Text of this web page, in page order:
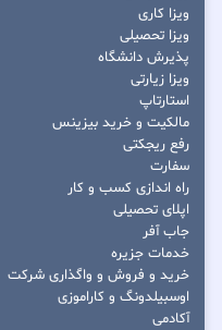
ویزا کاری
ویزا تحصیلی
پذیرش دانشگاه
ویزا زیارتی
استارتاپ
مالکیت و خرید بیزینس
رفع ریجکتی
سفارت
راه اندازی کسب و کار
اپلای تحصیلی
جاب آفر
خدمات جزیره
خرید و فروش و واگذاری شرکت
اوسبیلدونگ و کاراموزی
آکادمی